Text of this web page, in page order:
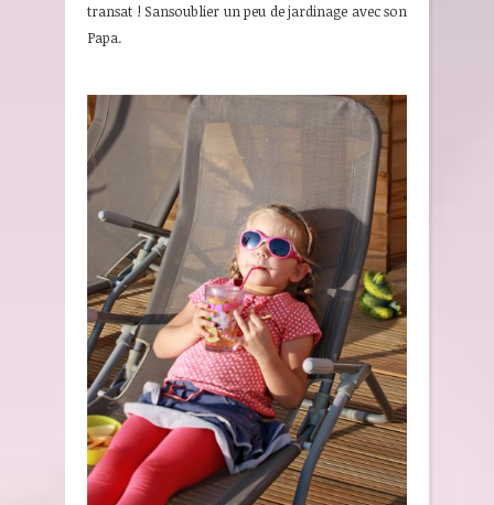
transat ! Sansoublier un peu de jardinage avec son
Papa.